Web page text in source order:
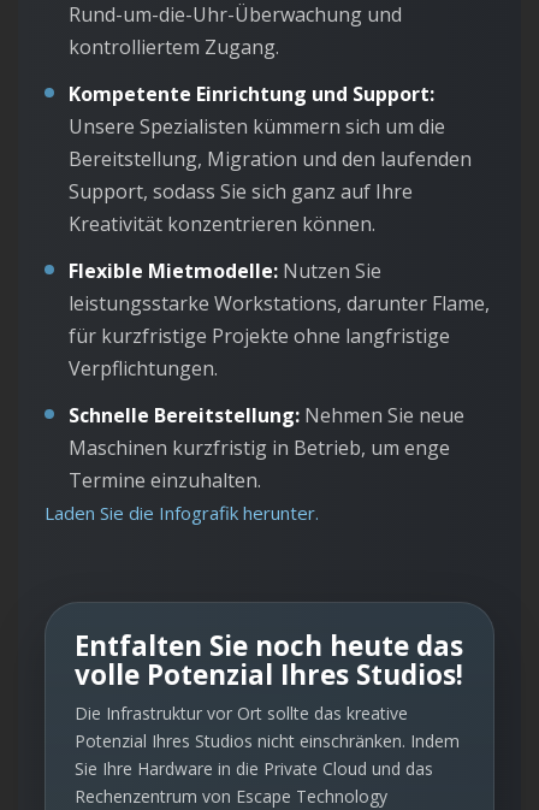
Rund-um-die-Uhr-Überwachung und
kontrolliertem Zugang.
Kompetente Einrichtung und Support:
Unsere Spezialisten kümmern sich um die
Bereitstellung, Migration und den laufenden
Support, sodass Sie sich ganz auf Ihre
Kreativität konzentrieren können.
Flexible Mietmodelle: Nutzen Sie
leistungsstarke Workstations, darunter Flame,
für kurzfristige Projekte ohne langfristige
Verpflichtungen.
Schnelle Bereitstellung: Nehmen Sie neue
Maschinen kurzfristig in Betrieb, um enge
Termine einzuhalten.
Laden Sie die Infografik herunter.
Entfalten Sie noch heute das
volle Potenzial Ihres Studios!
Die Infrastruktur vor Ort sollte das kreative
Potenzial Ihres Studios nicht einschränken. Indem
Sie Ihre Hardware in die Private Cloud und das
Rechenzentrum von Escape Technology